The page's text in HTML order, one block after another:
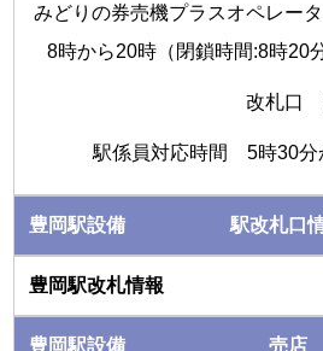
みどりの券売機プラスオペレー
8時から20時（閉鎖時間:8時20
改札口
駅係員対応時間 5時30分
駅改札口
売店